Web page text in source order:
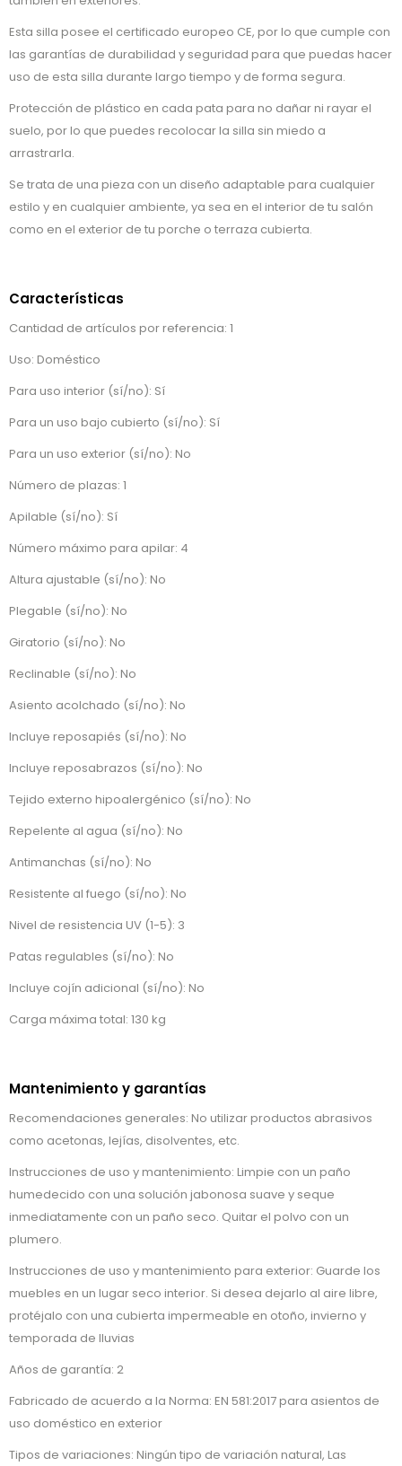
Esta silla posee el certificado europeo CE, por lo que cumple con
las garantías de durabilidad y seguridad para que puedas hacer
uso de esta silla durante largo tiempo y de forma segura.
Protección de plástico en cada pata para no dañar ni rayar el
suelo, por lo que puedes recolocar la silla sin miedo a
arrastrarla.
Se trata de una pieza con un diseño adaptable para cualquier
estilo y en cualquier ambiente, ya sea en el interior de tu salón
como en el exterior de tu porche o terraza cubierta.
Características
Cantidad de artículos por referencia: 1
Uso: Doméstico
Para uso interior (sí/no): Sí
Para un uso bajo cubierto (sí/no): Sí
Para un uso exterior (sí/no): No
Número de plazas: 1
Apilable (sí/no): Sí
Número máximo para apilar: 4
Altura ajustable (sí/no): No
Plegable (sí/no): No
Giratorio (sí/no): No
Reclinable (sí/no): No
Asiento acolchado (sí/no): No
Incluye reposapiés (sí/no): No
Incluye reposabrazos (sí/no): No
Tejido externo hipoalergénico (sí/no): No
Repelente al agua (sí/no): No
Antimanchas (sí/no): No
Resistente al fuego (sí/no): No
Nivel de resistencia UV (1-5): 3
Patas regulables (sí/no): No
Incluye cojín adicional (sí/no): No
Carga máxima total: 130 kg
Mantenimiento y garantías
Recomendaciones generales: No utilizar productos abrasivos
como acetonas, lejías, disolventes, etc.
Instrucciones de uso y mantenimiento: Limpie con un paño
humedecido con una solución jabonosa suave y seque
inmediatamente con un paño seco. Quitar el polvo con un
plumero.
Instrucciones de uso y mantenimiento para exterior: Guarde los
muebles en un lugar seco interior. Si desea dejarlo al aire libre,
protéjalo con una cubierta impermeable en otoño, invierno y
temporada de lluvias
Años de garantía: 2
Fabricado de acuerdo a la Norma: EN 581:2017 para asientos de
uso doméstico en exterior
Tipos de variaciones: Ningún tipo de variación natural, Las